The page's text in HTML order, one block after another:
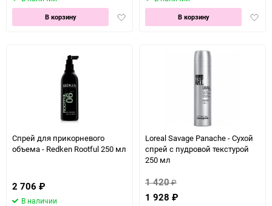
Добавить
В корзину В корзину
Спрей для прикорневого
объема - Redken Rootful 250 мл
2 706 ₽
В наличии
Loreal Savage Panache - Сухой
спрей с пудровой текстурой
250 мл
1 420₽
1 928 ₽